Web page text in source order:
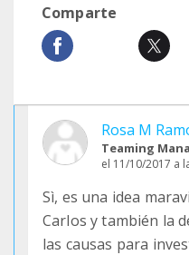
Comparte
Rosa M
Teaming
el 11/10/2017 a
Sì, es una idea
Carlos y también la
las causas para